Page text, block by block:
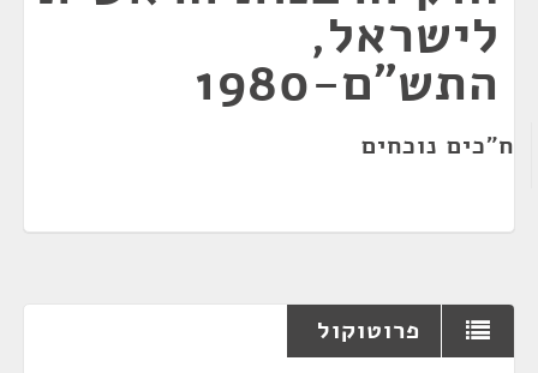
לישראל,
התש"ם-1980
ח"כים נוכחים
פרוטוקול